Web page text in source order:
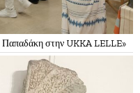
Παπαδάκη στην UKKA LELLE»